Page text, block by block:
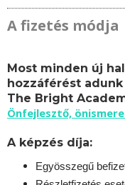
A fizetés módja
Most minden új
hozzáférést
The Bright
Önfejlesztő,
A képzés díja:
Egyösszegű